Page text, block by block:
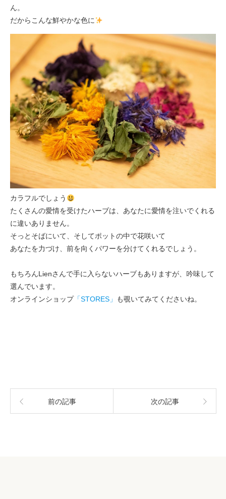
ん。
だからこんな鮮やかな色に
カラフルでしょう
たくさんの愛情を受けたハーブは、あなたに愛情を注いでくれる
に違いありません。
そっとそばにいて、そしてポットの中で花咲いて
あなたを力づけ、前を向くパワーを分けてくれるでしょう。
もちろんLienさんで手に入らないハーブもありますが、吟味して
選んでいます。
オンラインショップ「STORES」 も覗いてみてくださいね。
前の記事 次の記事